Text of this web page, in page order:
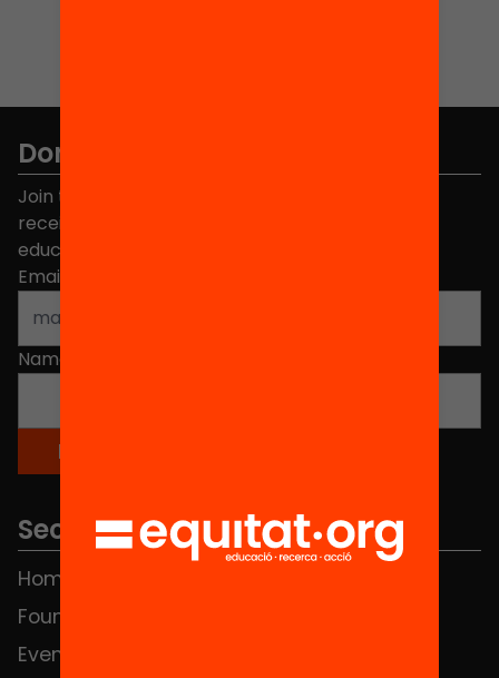
Don't miss anything.
Join the more than 40,000 people who already
receive news about initiatives and projects for
educational change in Catalonia.
Email address
Name
Sections
Home
Foundation
Events